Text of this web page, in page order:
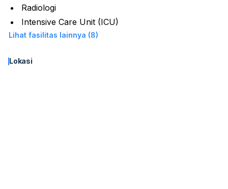
Radiologi
Intensive Care Unit (ICU)
Lihat fasilitas lainnya (8)
Lokasi